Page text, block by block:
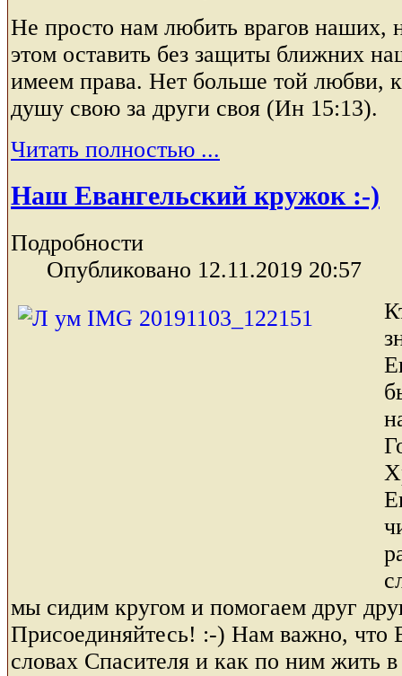
Не просто нам любить врагов наших,
этом оставить без защиты ближних
имеем права. Нет больше той любви,
душу свою за други своя (Ин 15:13).
Читать полностью ...
Наш Евангельский кружок :-)
Подробности
Опубликовано 12.11.2019 20:57
мы сидим кругом и помогаем друг
Присоединяйтесь! :-) Нам важно, что
словах Спасителя и как по ним жить